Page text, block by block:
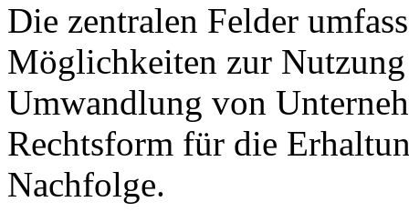
Die zentralen Felder
Möglichkeiten zur
Umwandlung von
Rechtsform für die
Nachfolge.